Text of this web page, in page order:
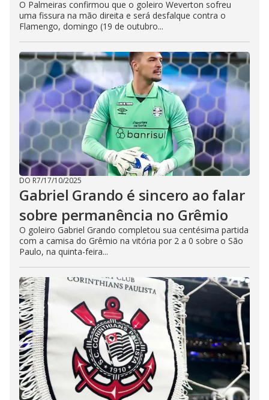
O Palmeiras confirmou que o goleiro Weverton sofreu
uma fissura na mão direita e será desfalque contra o
Flamengo, domingo (19 de outubro...
DO R7/17/10/2025
Gabriel Grando é sincero ao falar
sobre permanência no Grêmio
O goleiro Gabriel Grando completou sua centésima partida
com a camisa do Grêmio na vitória por 2 a 0 sobre o São
Paulo, na quinta-feira...